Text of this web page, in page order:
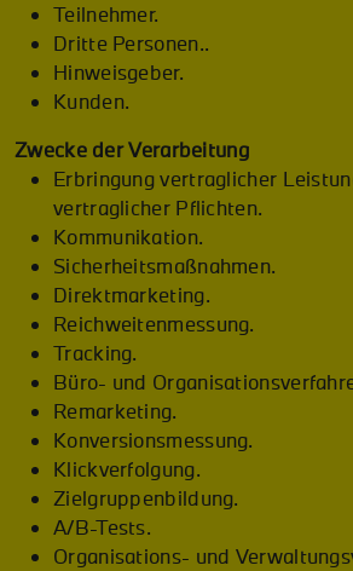
Teilnehmer.
Dritte Personen..
Hinweisgeber.
Kunden.
Zwecke der Verarbeitung
Erbringung vertraglicher
vertraglicher Pflichten.
Kommunikation.
Sicherheitsmaßnahmen.
Direktmarketing.
Reichweitenmessung.
Tracking.
Büro- und
Remarketing.
Konversionsmessung.
Klickverfolgung.
Zielgruppenbildung.
A/B-Tests.
Organisations- und